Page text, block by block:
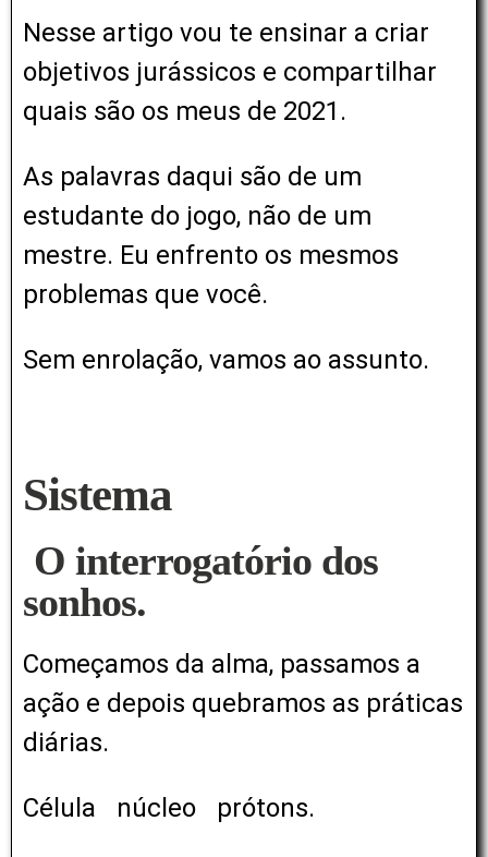
Nesse artigo vou te ensinar a criar
objetivos jurássicos e compartilhar
quais são os meus de 2021.
As palavras daqui são de um
estudante do jogo, não de um
mestre. Eu enfrento os mesmos
problemas que você.
Sem enrolação, vamos ao assunto.
Sistema
O interrogatório dos
sonhos.
Começamos da alma, passamos a
ação e depois quebramos as práticas
diárias.
Célula ️ núcleo ️ prótons.